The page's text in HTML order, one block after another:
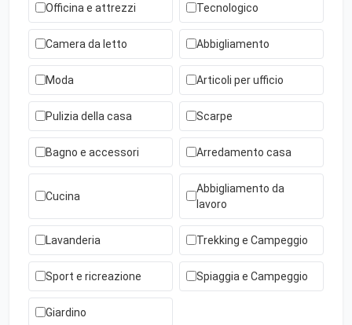
Officina e attrezzi Tecnologico
Camera da letto Abbigliamento
Moda Articoli per ufficio
Pulizia della casa Scarpe
Bagno e accessori Arredamento casa
Cucina
Abbigliamento da
lavoro
Lavanderia Trekking e Campeggio
Sport e ricreazione Spiaggia e Campeggio
Giardino